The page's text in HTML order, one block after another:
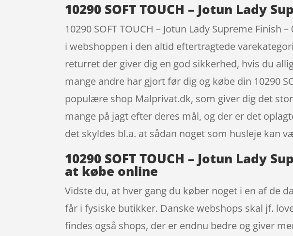
10290 SOFT TOUCH – Jotun Lady
10290 SOFT TOUCH – Jotun Lady Supreme
i webshoppen i den altid eftertragtede
returret der giver dig en god sikkerhed, hvis du
mange andre har gjort før dig og købe din 10290
populære shop Malprivat.dk, som giver dig det
mange på jagt efter deres mål, og der er det
det skyldes bl.a. at sådan noget som husleje kan
10290 SOFT TOUCH – Jotun Lady
at købe online
Vidste du, at hver gang du køber noget i en af de
får i fysiske butikker. Danske webshops skal jf.
findes også shops, der er endnu bedre og giver